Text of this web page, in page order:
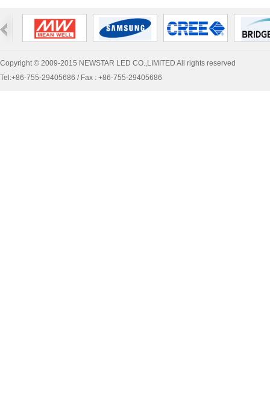
Copyright © 2009-2015 NEWSTAR LED CO.,LIMITED All rights reserved
Tel:+86-755-29405686 / Fax : +86-755-29405686